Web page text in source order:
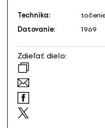
Technika:
Datovanie:
1969
Zdieľať dielo: